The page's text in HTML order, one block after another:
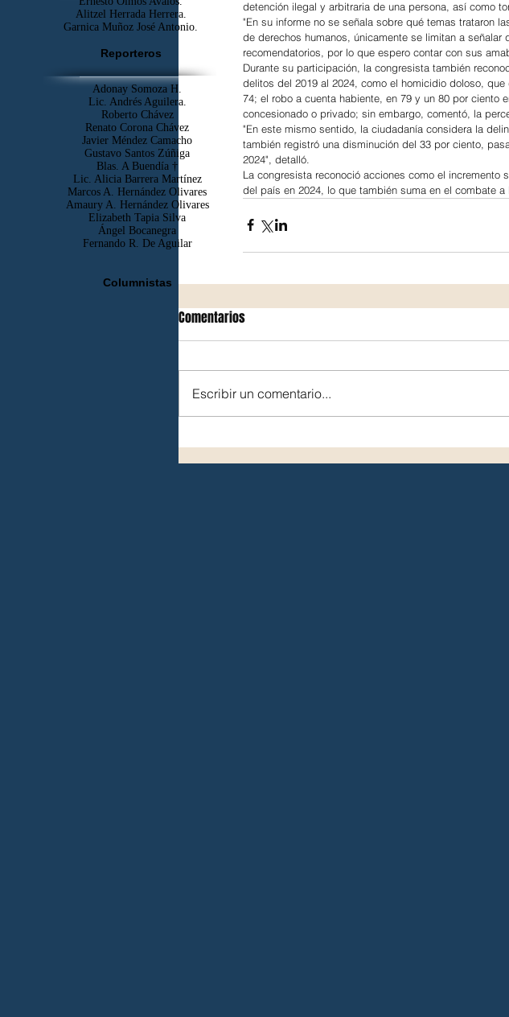
detención ilegal y arbitraria de una persona, así como
"En su informe no se señala sobre qué temas trataron
de derechos humanos, únicamente se limitan a
recomendatorios, por lo que espero contar con sus
Durante su participación, la congresista también
delitos del 2019 al 2024, como el homicidio doloso,
74; el robo a cuenta habiente, en 79 y un 80 por ciento
concesionado o privado; sin embargo, comentó, la
"En este mismo sentido, la ciudadanía considera la
también registró una disminución del 33 por ciento,
2024", detalló.
La congresista reconoció acciones como el
del país en 2024, lo que también suma en el combate a
Comentarios
Escribir un comentario...
Alitzel Herrada Herrera.
Garnica Muñoz José Antonio.
Reporteros
Adonay Somoza H.
Lic. Andrés Aguilera.
Roberto Chávez
Renato Corona Chávez
Javier Méndez Camacho
Gustavo Santos Zúñiga
Blas. A Buendía †
​Lic. Alicia Barrera Martínez
Marcos A. Hernández Olivares
Amaury A. Hernández Olivares
Elizabeth Tapia Silva
Ángel Bocanegra
Fernando R. De Aguilar
Columnistas